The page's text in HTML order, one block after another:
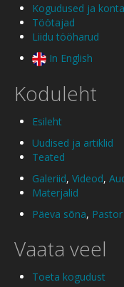
Kogudused ja
Töötajad
Liidu tööharud
In English
Koduleht
Esileht
Uudised ja artiklid
Teated
Galeriid, Videod,
Materjalid
Päeva sõna,
Vaata veel
Toeta kogudust